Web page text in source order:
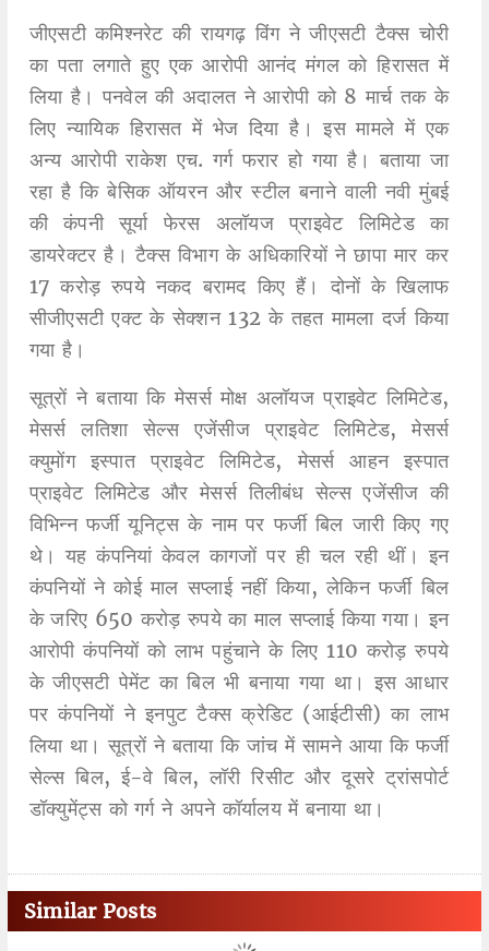
जीएसटी कमिश्नरेट की रायगढ़ विंग ने जीएसटी टैक्स चोरी
का पता लगाते हुए एक आरोपी आनंद मंगल को हिरासत में
लिया है। पनवेल की अदालत ने आरोपी को 8 मार्च तक के
लिए न्यायिक हिरासत में भेज दिया है। इस मामले में एक
अन्य आरोपी राकेश एच. गर्ग फरार हो गया है। बताया जा
रहा है कि बेसिक ऑयरन और स्टील बनाने वाली नवी मुंबई
की कंपनी सूर्या फेरस अलॉयज प्राइवेट लिमिटेड का
डायरेक्टर है। टैक्स विभाग के अधिकारियों ने छापा मार कर
17 करोड़ रुपये नकद बरामद किए हैं। दोनों के खिलाफ
सीजीएसटी एक्ट के सेक्शन 132 के तहत मामला दर्ज किया
गया है।
सूत्रों ने बताया कि मेसर्स मोक्ष अलॉयज प्राइवेट लिमिटेड,
मेसर्स लतिशा सेल्स एजेंसीज प्राइवेट लिमिटेड, मेसर्स
क्युमोंग इस्पात प्राइवेट लिमिटेड, मेसर्स आहन इस्पात
प्राइवेट लिमिटेड और मेसर्स तिलीबंध सेल्स एजेंसीज की
विभिन्न फर्जी यूनिट्स के नाम पर फर्जी बिल जारी किए गए
थे। यह कंपनियां केवल कागजों पर ही चल रही थीं। इन
कंपनियों ने कोई माल सप्लाई नहीं किया, लेकिन फर्जी बिल
के जरिए 650 करोड़ रुपये का माल सप्लाई किया गया। इन
आरोपी कंपनियों को लाभ पहुंचाने के लिए 110 करोड़ रुपये
के जीएसटी पेमेंट का बिल भी बनाया गया था। इस आधार
पर कंपनियों ने इनपुट टैक्स क्रेडिट (आईटीसी) का लाभ
लिया था। सूत्रों ने बताया कि जांच में सामने आया कि फर्जी
सेल्स बिल, ई-वे बिल, लॉरी रिसीट और दूसरे ट्रांसपोर्ट
डॉक्युमेंट्स को गर्ग ने अपने कॉर्यालय में बनाया था।
Similar Posts